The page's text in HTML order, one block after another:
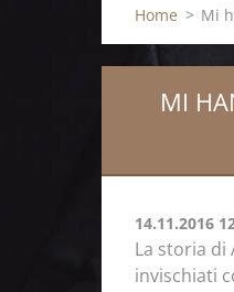
Home > Mi
MI
14.11.2016
La storia di
invischiati